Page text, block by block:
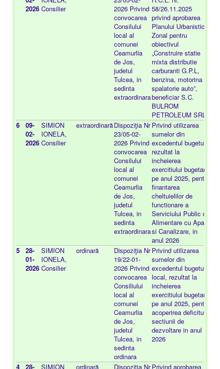
2026 Consilier
2026 Privind
convocarea
Consilului
local al
comunei
Ceamurlia
de Jos,
judetul
Tulcea, in
sedinta
extraordinara
58/26.11.2025
privind aprobarea
Planului Urbanistic
Zonal pentru
obiectivul
„Construire statie
mixta distributie
carburanti G.P.L,
benzina, motorina si
spalatorie auto”,
beneficiar S.C.
BULROM
PETROLEUM SRL
6
09-
02-
2026
SIMION
IONELA,
Consilier
extraordinarăDispoziţia Nr
23/05-02-
2026 Privind
convocarea
Consilului
local al
comunei
Ceamurlia
de Jos,
judetul
Tulcea, in
sedinta
extraordinara
Privind utilizarea
sumelor din
excedentul bugetului
rezultat la
incheierea
exercitiului bugetar
pe anul 2025, pentru
finantarea
cheltuielilor de
functionare a
Serviciului Public de
Alimentare cu Apa
si Canalizare, in
anul 2026
5
28-
01-
2026
SIMION
IONELA,
Consilier
ordinară
Dispoziţia Nr
19/22-01-
2026 Privind
convocarea
Consiliului
local al
comunei
Ceamurlia
de Jos,
judetul
Tulcea, in
sedinta
ordinara
Privind utilizarea
sumelor din
excedentul bugetului
local, rezultat la
incheierea
exercitiului bugetar
pe anul 2025, pentru
acoperirea deficitului
sectiunii de
dezvoltare in anul
2026
4
28-
SIMION
ordinară
Dispoziţia Nr Privind aprobarea